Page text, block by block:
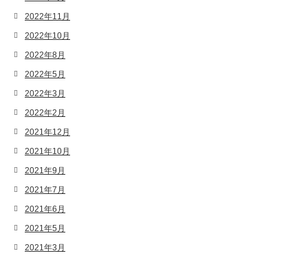
2022年11月
2022年10月
2022年8月
2022年5月
2022年3月
2022年2月
2021年12月
2021年10月
2021年9月
2021年7月
2021年6月
2021年5月
2021年3月